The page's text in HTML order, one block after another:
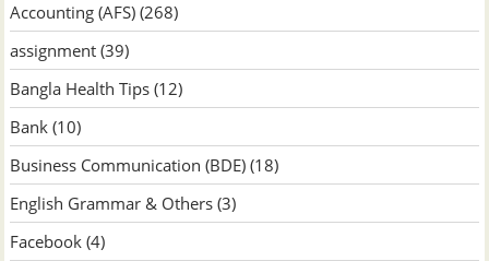
Accounting (AFS) (268)
assignment (39)
Bangla Health Tips (12)
Bank (10)
Business Communication (BDE) (18)
English Grammar & Others (3)
Facebook (4)